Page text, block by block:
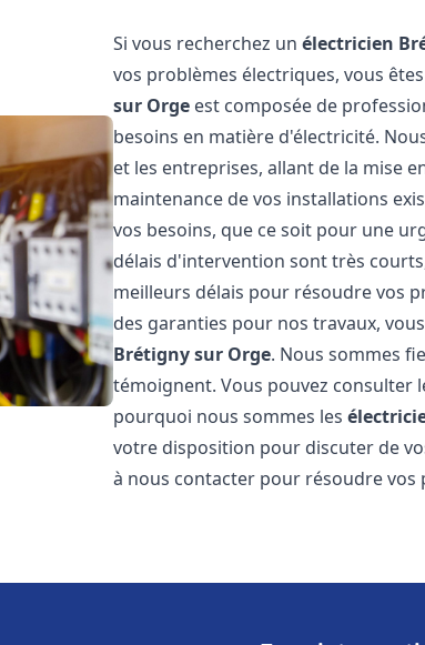
Si vous recherchez unélectricien
vos problèmes électriques, vous
sur Orge est composée de
besoins en matière d'électricité.
et les entreprises, allant de la mise
maintenance de vos installations
vos besoins, que ce soit pour une
délais d'intervention sont très
meilleurs délais pour résoudre vos
des garanties pour nos travaux,
Brétigny sur Orge. Nous sommes
témoignent. Vous pouvez consulter
pourquoi nous sommes les
votre disposition pour discuter de
à nous contacter pour résoudre vos